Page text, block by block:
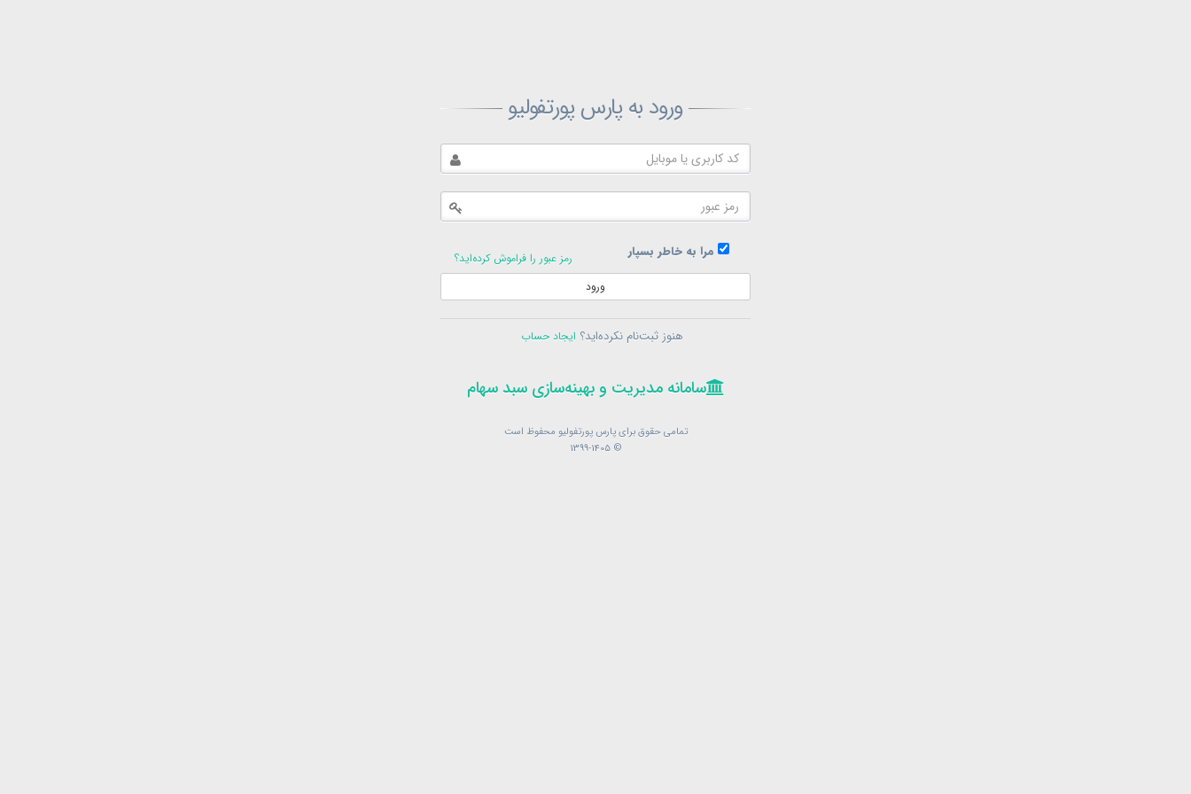
ورود به پارس پورتفولیو
مرا به خاطر بسپار
رمز عبور را فراموش کرده‌اید؟
ورود
هنوز ثبت‌نام نکرده‌اید؟ ایجاد حساب
سامانه مدیریت و بهینه‌سازی سبد سهام
تمامی حقوق برای پارس پورتفولیو محفوظ است
© 1399-1405
ثبت‌نام پارس پورتفولیو
ثبت‌نام
در حال حاضر عضو هستید؟فرم ورود
سامانه مدیریت و بهینه‌سازی سبد سهام
تمامی حقوق برای پارس پورتفولیو محفوظ است
© 1399-1405
بازیابی رمز پارس پورتفولیو
در حال حاضر عضو هستید؟
سامانه مدیریت و بهینه‌سازی سبد سهام
تمامی حقوق برای پارس پورتفولیو محفوظ است